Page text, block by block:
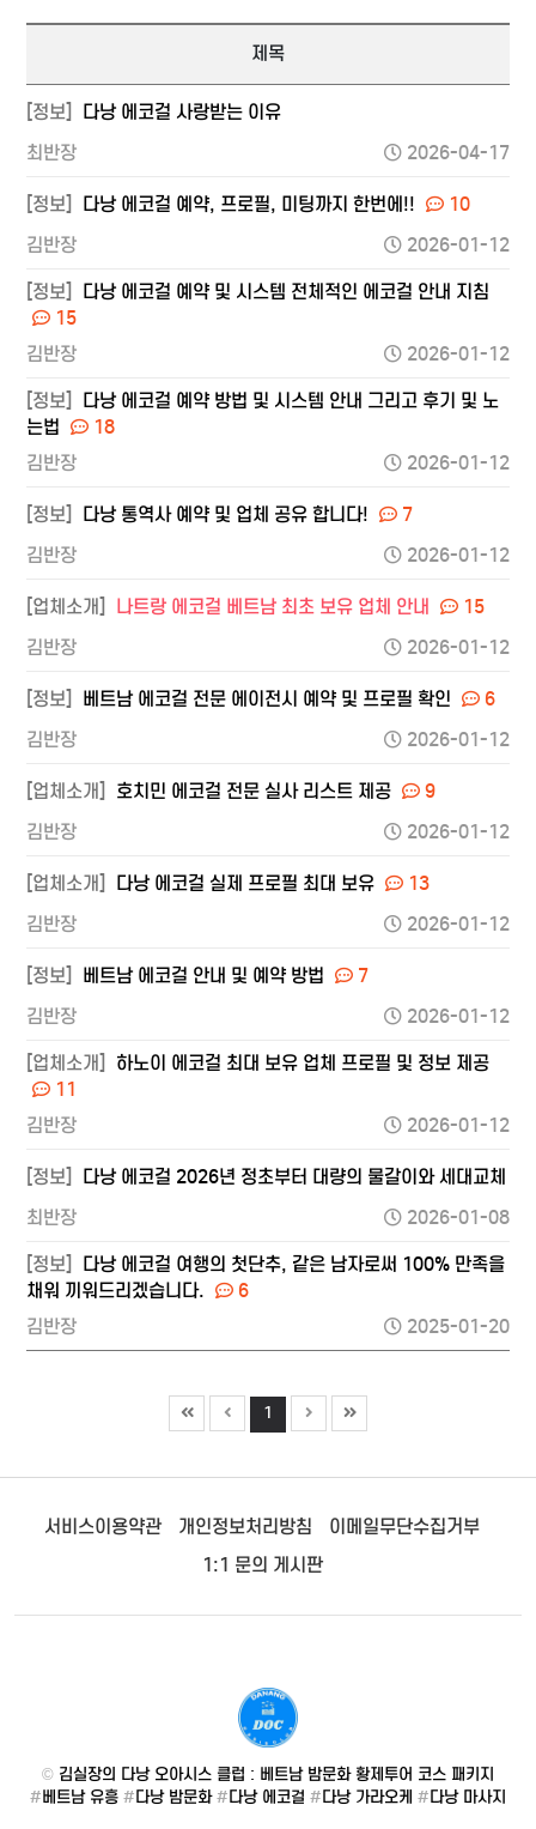
제목
[정보]
다낭 에코걸 사랑받는 이유
최반장
2026-04-17
[정보] 다낭 에코걸 예약, 프로필, 미팅까지 한번에!!
10
김반장
2026-01-12
[정보]
다낭 에코걸 예약 및 시스템 전체적인 에코걸 안내 지침
15
김반장
2026-01-12
[정보]
다낭 에코걸 예약 방법 및 시스템 안내 그리고 후기 및 노
는법
18
김반장
2026-01-12
[정보] 다낭 통역사 예약 및 업체 공유 합니다!
7
김반장
2026-01-12
[업체소개] 나트랑 에코걸 베트남 최초 보유 업체 안내
15
김반장
2026-01-12
[정보] 베트남 에코걸 전문 에이전시 예약 및 프로필 확인
6
김반장
2026-01-12
[업체소개] 호치민 에코걸 전문 실사 리스트 제공
9
김반장
2026-01-12
[업체소개] 다낭 에코걸 실제 프로필 최대 보유
13
김반장
2026-01-12
[정보] 베트남 에코걸 안내 및 예약 방법
7
김반장
2026-01-12
[업체소개]
하노이 에코걸 최대 보유 업체 프로필 및 정보 제공
11
김반장
2026-01-12
[정보]
다낭 에코걸 2026년 정초부터 대량의 물갈이와 세대교체
최반장
2026-01-08
[정보]
다낭 에코걸 여행의 첫단추, 같은 남자로써 100% 만족을
채워 끼워드리겠습니다.
6
김반장
2025-01-20
1
서비스이용약관 개인정보처리방침
이메일무단수집거부
1:1 문의 게시판
© 김실장의 다낭 오아시스 클럽 : 베트남 밤문화 황제투어 코스 패키지
#베트남 유흥 #다낭 밤문화#다낭 에코걸 #다낭 가라오케 #다낭 마사지